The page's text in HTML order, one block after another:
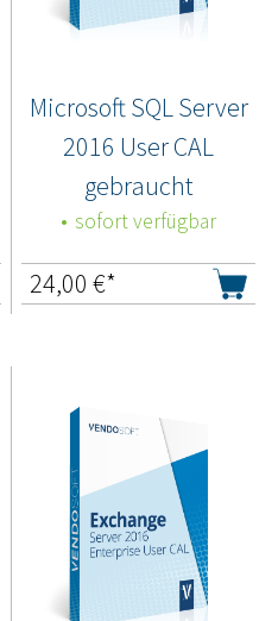
Microsoft SQL Server
2016 User CAL
gebraucht
sofort verfügbar
24,00 €*